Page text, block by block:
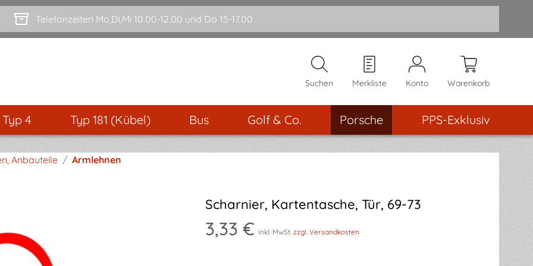
Telefonzeiten Mo,Di,Mi 10.00-12.00 und Do 15-17.00
Suchen Merkliste Konto Warenkorb
4 Typ 181 (Kübel) Bus Golf & Co. Porsche PPS-Exklusiv
Anbauteile / Armlehnen
Scharnier, Kartentasche, Tür, 69-73
3,33 € inkl. MwSt. zzgl. Versandkosten